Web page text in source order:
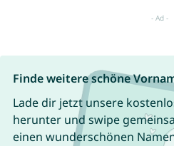
Finde weitere schöne
Lade dir jetzt unsere
herunter und swipe
einen wunderschönen